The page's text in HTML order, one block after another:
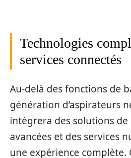
Technologies
services connectés
Au-delà des fonctions de
génération d’aspirateurs
intégrera des solutions
avancées et des services
une expérience complète.